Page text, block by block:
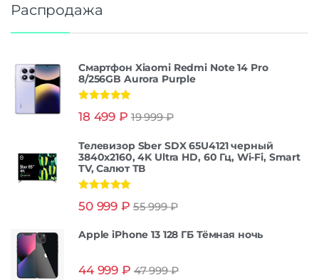
Распродажа
Смартфон Xiaomi Redmi Note 14 Pro
8/256GB Aurora Purple
из 5
18 499 ₽ 19 999₽
Телевизор Sber SDX 65U4121 черный
3840x2160, 4K Ultra HD, 60 Гц, Wi-Fi, Smart
TV, Салют ТВ
из 5
50 999 ₽ 55 999₽
Apple iPhone 13 128 ГБ Тёмная ночь
44 999 ₽ 47 999₽